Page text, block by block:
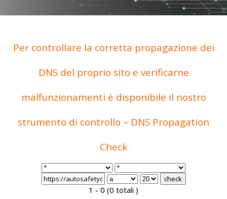
Per controllare la corretta propagazione dei
DNS del proprio sito e verificarne
malfunzionamenti è disponibile il nostro
strumento di controllo – DNS Propagation
Check
1 - 0 (0 totali )